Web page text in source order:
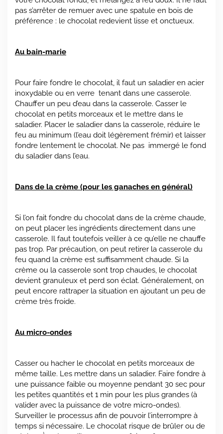
pas s’arrêter de remuer avec une spatule en bois de
préférence : le chocolat redevient lisse et onctueux.
Au bain-marie
Pour faire fondre le chocolat, il faut un saladier en acier
inoxydable ou en verre tenant dans une casserole.
Chauffer un peu d’eau dans la casserole. Casser le
chocolat en petits morceaux et le mettre dans le
saladier. Placer le saladier dans la casserole, réduire le
feu au minimum (l’eau doit légèrement frémir) et laisser
fondre lentement le chocolat. Ne pas immergé le fond
du saladier dans l’eau.
Dans de la crème (pour les ganaches en général)
Si l’on fait fondre du chocolat dans de la crème chaude,
on peut placer les ingrédients directement dans une
casserole. Il faut toutefois veiller à ce qu’elle ne chauffe
pas trop. Par précaution, on peut retirer la casserole du
feu quand la crème est suffisamment chaude. Si la
crème ou la casserole sont trop chaudes, le chocolat
devient granuleux et perd son éclat. Généralement, on
peut encore rattraper la situation en ajoutant un peu de
crème très froide.
Au micro-ondes
Casser ou hacher le chocolat en petits morceaux de
même taille. Les mettre dans un saladier. Faire fondre à
une puissance faible ou moyenne pendant 30 sec pour
les petites quantités et 1 min pour les plus grandes (à
valider avec la puissance de votre micro-ondes).
Surveiller le processus afin de pouvoir l’interrompre à
temps si nécessaire. Le chocolat risque de brûler ou de